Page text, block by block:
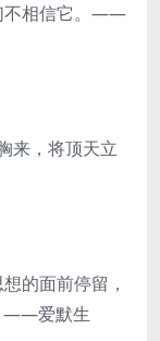
不相信它。——
，将顶天立
的面前停留，
——爱默生